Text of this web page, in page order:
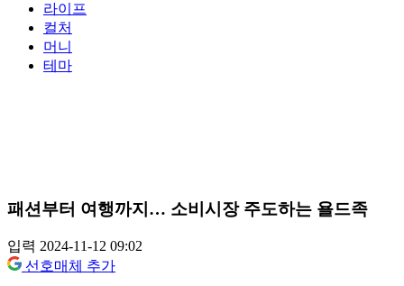
라이프
컬처
머니
테마
패션부터 여행까지… 소비시장 주도하는 욜드족
입력 2024-11-12 09:02
선호매체 추가